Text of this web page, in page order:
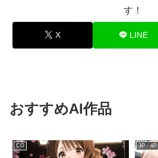
す！
X LINE
おすすめAI作品
CG 3P・4P